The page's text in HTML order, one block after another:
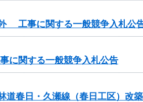
工事に関する一般競争入札公
関する一般競争入札公告
春日・久瀬線（春日工区）改